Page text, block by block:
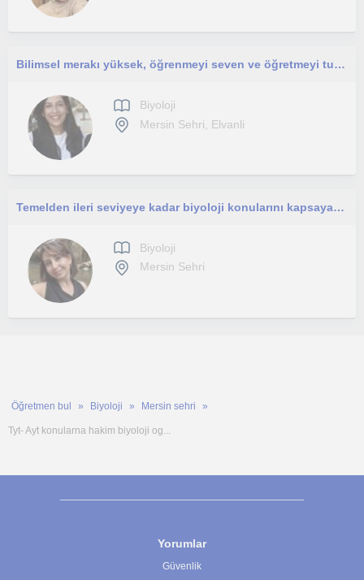
Bilimsel merakı yüksek, öğrenmeyi seven ve öğretmeyi tutkuyla yapan bir eğitimciyim. Her öğrencinin öğrenme stiline yöneliğimdir
Biyoloji
Mersin Sehri, Elvanli
Temelden ileri seviyeye kadar biyoloji konularını kapsayan online derslerle her yaş ve seviyedeki öğrencilere destek veriyorum
Biyoloji
Mersin Sehri
Öğretmen bul Biyoloji Mersin sehri
Tyt- Ayt konularna hakim biyoloji og...
Yorumlar
Güvenlik